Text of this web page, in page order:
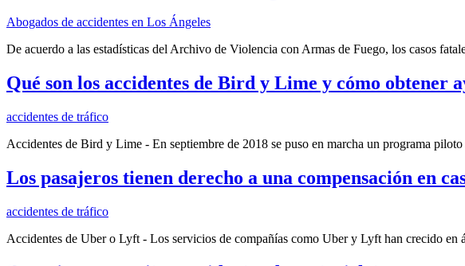
Abogados de accidentes en Los Ángeles
De acuerdo a las estadísticas del Archivo de Violencia con Armas de Fuego, los casos
Qué son los accidentes de Bird y Lime y cómo obtener
accidentes de tráfico
Accidentes de Bird y Lime - En septiembre de 2018 se puso en marcha un programa
Los pasajeros tienen derecho a una compensación en
accidentes de tráfico
Accidentes de Uber o Lyft - Los servicios de compañías como Uber y Lyft han crecido en